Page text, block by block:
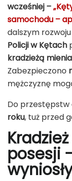
wcześniej –
samochodu –
dalszym
Policji w Kętach
kradzieżą mienia
Zabezpieczono
mężczyznę
Do przestępstw
roku, tuż przed
posesji